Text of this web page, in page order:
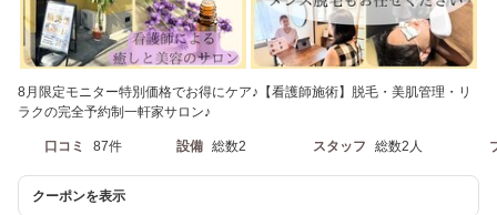
8月限定モニター特別価格でお得にケア♪【看護師施術】脱毛・美肌管理・リ
ラクの完全予約制一軒家サロン♪
口コミ 87件 設備 総数2 スタッフ 総数2人
クーポンを表示